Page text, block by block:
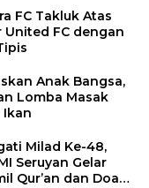
FC Takluk Atas
United FC dengan
Anak Bangsa,
Lomba Masak
Ikan
Milad Ke-48,
Seruyan Gelar
Qur’an dan Doa